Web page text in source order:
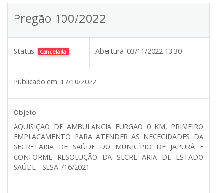
Pregão 100/2022
Status: Cancelada Abertura: 03/11/2022 13:30
Publicado em: 17/10/2022
Objeto:
AQUISIÇÃO DE AMBULANCIA FURGÃO 0 KM, PRIMEIRO
EMPLACAMENTO PARA ATENDER AS NECECIDADES DA
SECRETARIA DE SAÚDE DO MUNICÍPIO DE JAPURÁ E
CONFORME RESOLUÇÃO DA SECRETARIA DE ESTADO
SAÚDE - SESA 716/2021